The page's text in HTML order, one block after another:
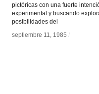
pictóricas con una fuerte
experimental y buscando
posibilidades del
septiembre 11, 1985 /
septiembre 11, 1985 /